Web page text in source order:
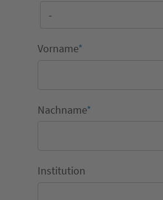
Vorname*
Nachname*
Institution